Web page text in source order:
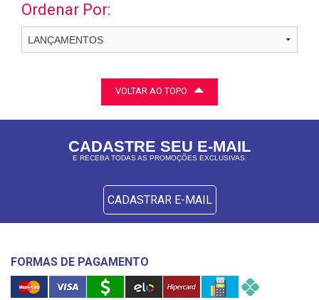
Ordenar Por:
VOLTAR AO TOPO
CADASTRE SEU E-MAIL
E RECEBA TODAS AS PROMOÇÕES EXCLUSIVAS.
CADASTRAR E-MAIL
FORMAS DE PAGAMENTO